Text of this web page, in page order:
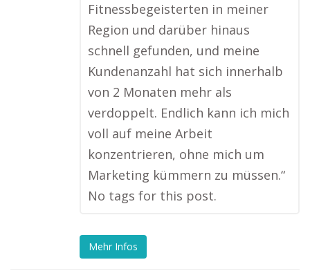
Fitnessbegeisterten in meiner
Region und darüber hinaus
schnell gefunden, und meine
Kundenanzahl hat sich innerhalb
von 2 Monaten mehr als
verdoppelt. Endlich kann ich mich
voll auf meine Arbeit
konzentrieren, ohne mich um
Marketing kümmern zu müssen.“
No tags for this post.
Mehr Infos